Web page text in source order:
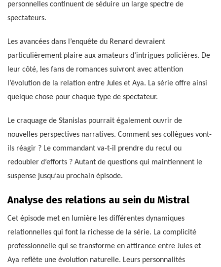
personnelles continuent de séduire un large spectre de
spectateurs.
Les avancées dans l’enquête du Renard devraient
particulièrement plaire aux amateurs d’intrigues policières. De
leur côté, les fans de romances suivront avec attention
l’évolution de la relation entre Jules et Aya. La série offre ainsi
quelque chose pour chaque type de spectateur.
Le craquage de Stanislas pourrait également ouvrir de
nouvelles perspectives narratives. Comment ses collègues vont-
ils réagir ? Le commandant va-t-il prendre du recul ou
redoubler d’efforts ? Autant de questions qui maintiennent le
suspense jusqu’au prochain épisode.
Analyse des relations au sein du Mistral
Cet épisode met en lumière les différentes dynamiques
relationnelles qui font la richesse de la série. La complicité
professionnelle qui se transforme en attirance entre Jules et
Aya reflète une évolution naturelle. Leurs personnalités